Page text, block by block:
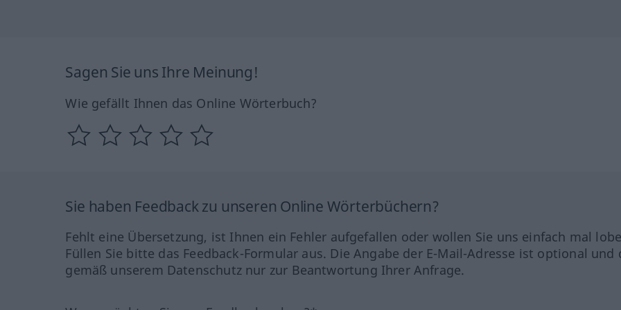
Sagen Sie uns Ihre Meinung!
Wie gefällt Ihnen das Online Wörterbuch?
Sie haben Feedback zu unseren Online Wörterbüchern?
Fehlt eine Übersetzung, ist Ihnen ein Fehler aufgefallen oder wollen Sie uns einfach mal
Füllen Sie bitte das Feedback-Formular aus. Die Angabe der E-Mail-Adresse ist optional und
gemäß unserem Datenschutz nur zur Beantwortung Ihrer Anfrage.